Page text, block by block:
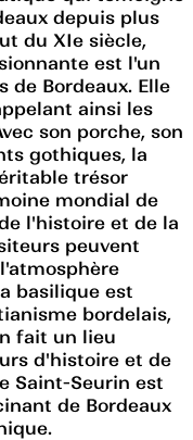
depuis plus
du XIe siècle,
est l'un
de Bordeaux. Elle
ainsi les
son porche, son
gothiques, la
trésor
mondial de
l'histoire et de la
peuvent
basilique est
bordelais,
fait un lieu
d'histoire et de
Saint-Seurin est
de Bordeaux